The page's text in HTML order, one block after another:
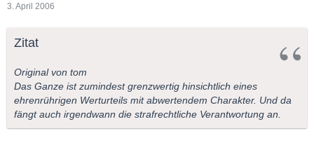
3. April 2006
Zitat
Original von tom
Das Ganze ist zumindest grenzwertig hinsichtlich eines
ehrenrührigen Werturteils mit abwertendem Charakter. Und da
fängt auch irgendwann die strafrechtliche Verantwortung an.